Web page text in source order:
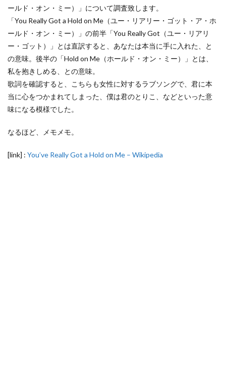
ールド・オン・ミー）」について調査致します。
「You Really Got a Hold on Me（ユー・リアリー・ゴット・ア・ホ
ールド・オン・ミー）」の前半「You Really Got（ユー・リアリ
ー・ゴット）」とは直訳すると、あなたは本当に手に入れた、と
の意味。後半の「Hold on Me（ホールド・オン・ミー）」とは、
私を抱きしめる、との意味。
歌詞を確認すると、こちらも女性に対するラブソングで、君に本
当に心をつかまれてしまった、僕は君のとりこ、などといった意
味になる模様でした。
なるほど、メモメモ。
[link] : You’ve Really Got a Hold on Me – Wikipedia